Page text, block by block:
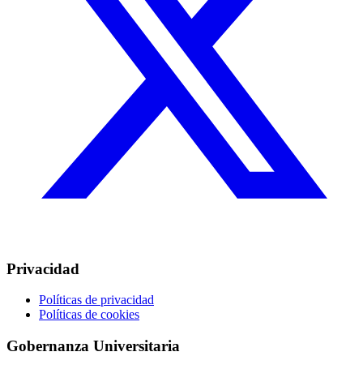
Privacidad
Políticas de privacidad
Políticas de cookies
Gobernanza Universitaria